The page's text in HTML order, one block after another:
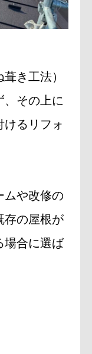
き工法）
、その上に
けるリフォ
ムや改修の
存の屋根が
場合に選ば